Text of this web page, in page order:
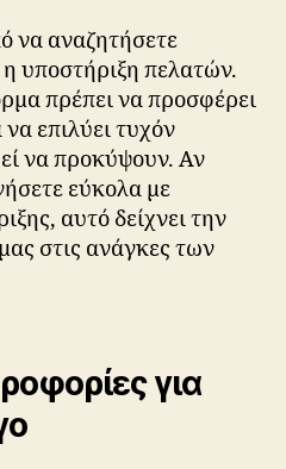
να αναζητήσετε
υποστήριξη πελατών.
πρέπει να προσφέρει
επιλύει τυχόν
να προκύψουν. Αν
εύκολα με
αυτό δείχνει την
στις ανάγκες των
για